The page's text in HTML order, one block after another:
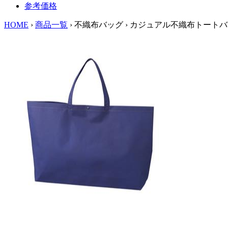
参考価格
HOME › 商品一覧 › 不織布バッグ › カジュアル不織布トート